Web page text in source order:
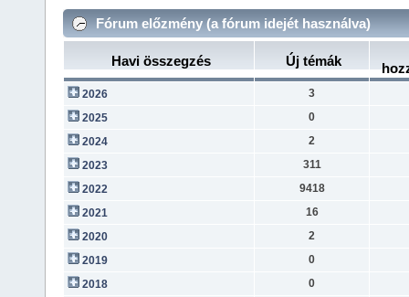
Fórum előzmény (a fórum idejét használva)
Havi összegzés Új témák
2026
3
2025
0
2024
2
2023
311
2022
9418
2021
16
2020
2
2019
0
2018
0